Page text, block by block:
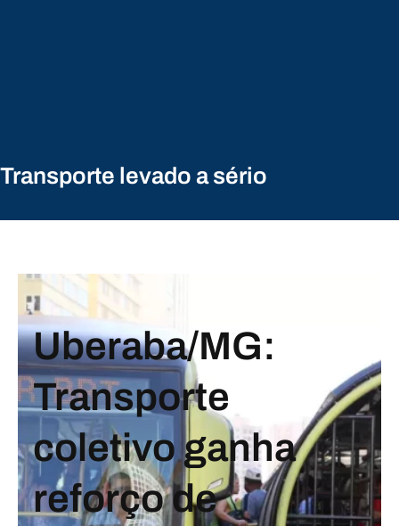
Transporte levado a sério
Uberaba/MG:
Transporte
coletivo ganha
reforço de